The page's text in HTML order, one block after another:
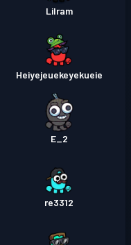
Lilram
Heiyejeuekeyekueie
E_2
re3312